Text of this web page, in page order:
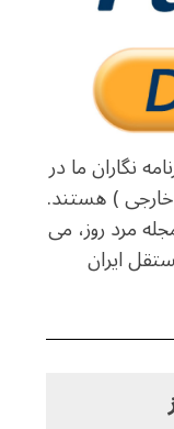
نگاران ما در
) هستند.
مرد روز، می
ایران